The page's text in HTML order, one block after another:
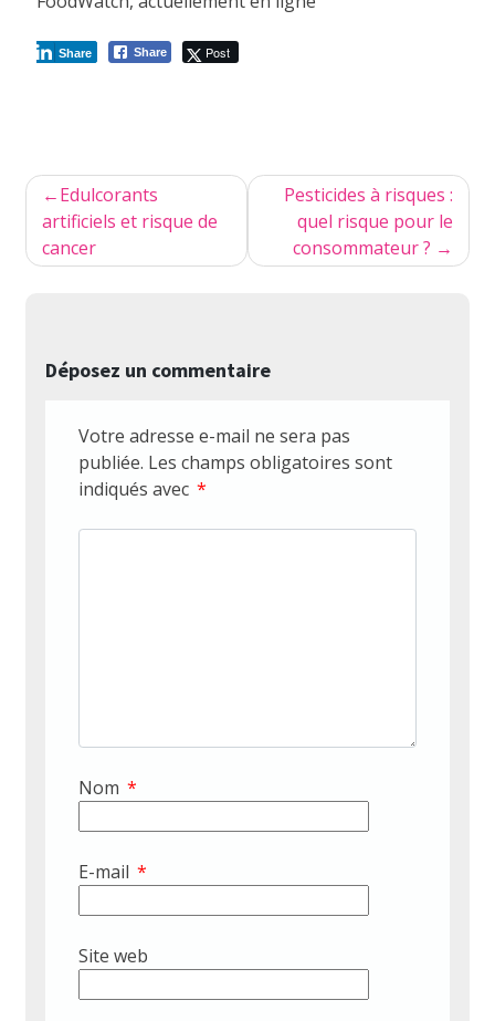
Share Post
Share
Navigation
de
l’article
Edulcorants
artificiels et risque de
cancer
Pesticides à risques :
quel risque pour le
consommateur ?
Déposez un commentaire
Votre adresse e-mail ne sera pas
publiée. Les champs obligatoires sont
indiqués avec *
Nom *
E-mail *
Site web